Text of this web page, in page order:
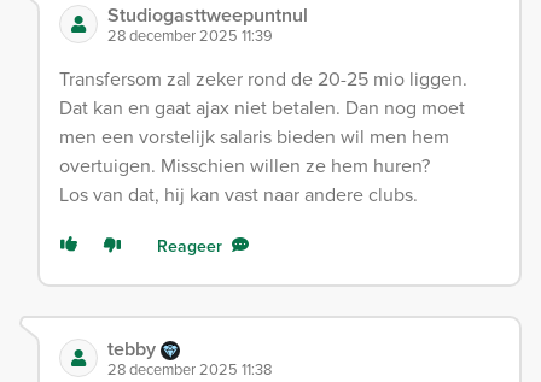
Studiogasttweepuntnul
28 december 2025 11:39
Transfersom zal zeker rond de 20-25 mio liggen.
Dat kan en gaat ajax niet betalen. Dan nog moet
men een vorstelijk salaris bieden wil men hem
overtuigen. Misschien willen ze hem huren?
Los van dat, hij kan vast naar andere clubs.
Reageer
tebby
28 december 2025 11:38